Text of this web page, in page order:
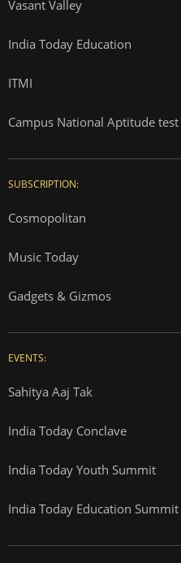
Vasant Valley
India Today Education
ITMI
Campus National Aptitude test
SUBSCRIPTION:
Cosmopolitan
Music Today
Gadgets & Gizmos
EVENTS:
Sahitya Aaj Tak
India Today Conclave
India Today Youth Summit
India Today Education Summit